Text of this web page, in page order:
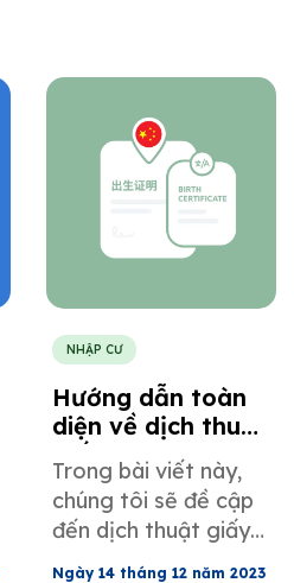
NHẬP CƯ
Hướng dẫn toàn
diện về dịch thuật
giấy khai sinh
tiếng Trung
Trong bài viết này,
chúng tôi sẽ đề cập
đến dịch thuật giấy
khai sinh tiếng Trung.
Ngày 14 tháng 12 năm 2023